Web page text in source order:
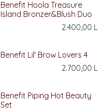
Benefit Hoola Treasure
Island Bronzer&Blush Duo
2.400,00 L
Benefit Lil' Brow Lovers 4
2.700,00 L
Benefit Piping Hot Beauty
Set